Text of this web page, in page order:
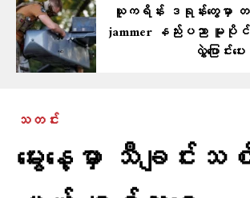
ယူကရိန်း ဒရုန်းတွေမှ
jammer နည်းပညာ မူ
လွှဲပြောင်းပေး
သတင်း
မွေးနေ့မှာ သီချင်း